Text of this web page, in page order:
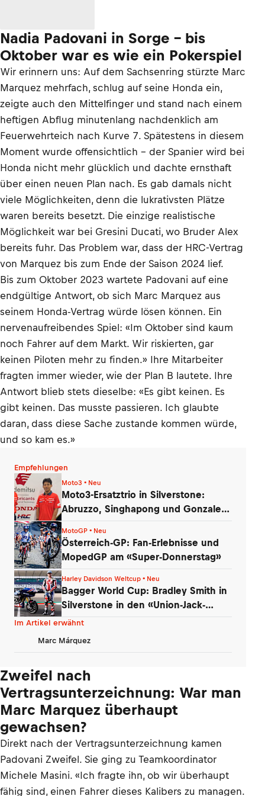
Nadia Padovani in Sorge – bis
Oktober war es wie ein Pokerspiel
Wir erinnern uns: Auf dem Sachsenring stürzte Marc
Marquez mehrfach, schlug auf seine Honda ein,
zeigte auch den Mittelfinger und stand nach einem
heftigen Abflug minutenlang nachdenklich am
Feuerwehrteich nach Kurve 7. Spätestens in diesem
Moment wurde offensichtlich – der Spanier wird bei
Honda nicht mehr glücklich und dachte ernsthaft
über einen neuen Plan nach. Es gab damals nicht
viele Möglichkeiten, denn die lukrativsten Plätze
waren bereits besetzt. Die einzige realistische
Möglichkeit war bei Gresini Ducati, wo Bruder Alex
bereits fuhr. Das Problem war, dass der HRC-Vertrag
von Marquez bis zum Ende der Saison 2024 lief.
Bis zum Oktober 2023 wartete Padovani auf eine
endgültige Antwort, ob sich Marc Marquez aus
seinem Honda-Vertrag würde lösen können. Ein
nervenaufreibendes Spiel: «Im Oktober sind kaum
noch Fahrer auf dem Markt. Wir riskierten, gar
keinen Piloten mehr zu finden.» Ihre Mitarbeiter
fragten immer wieder, wie der Plan B lautete. Ihre
Antwort blieb stets dieselbe: «Es gibt keinen. Es
gibt keinen. Das musste passieren. Ich glaubte
daran, dass diese Sache zustande kommen würde,
und so kam es.»
Empfehlungen
Moto3 • Neu
Moto3-Ersatztrio in Silverstone:
Abruzzo, Singhapong und Gonzalez
MotoGP • Neu
Österreich-GP: Fan-Erlebnisse und
MopedGP am «Super-Donnerstag»
Harley Davidson Weltcup • Neu
Bagger World Cup: Bradley Smith in
Silverstone in den «Union-Jack-
Farben»
Im Artikel erwähnt
Marc Márquez
Zweifel nach
Vertragsunterzeichnung: War man
Marc Marquez überhaupt
gewachsen?
Direkt nach der Vertragsunterzeichnung kamen
Padovani Zweifel. Sie ging zu Teamkoordinator
Michele Masini. «Ich fragte ihn, ob wir überhaupt
fähig sind, einen Fahrer dieses Kalibers zu managen.